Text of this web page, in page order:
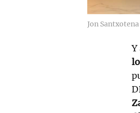
Jon
Y